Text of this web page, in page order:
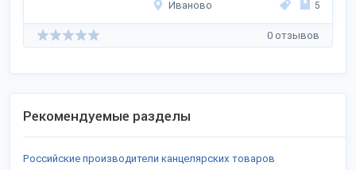
Иваново 5
0 отзывов
Рекомендуемые разделы
Российские производители канцелярских товаров